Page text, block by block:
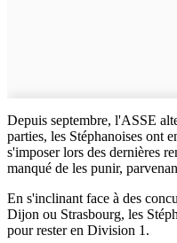
Depuis septembre, l'ASSE
parties, les Stéphanoises ont
s'imposer lors des dernières
manqué de les punir,
En s'inclinant face à des
Dijon ou Strasbourg, les
pour rester en Division 1.